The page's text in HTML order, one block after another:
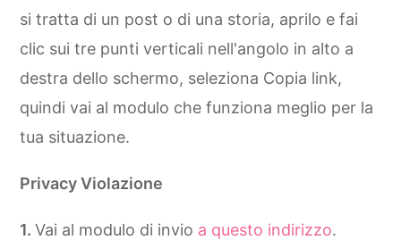
si tratta di un post o di una storia, aprilo e fai
clic sui tre punti verticali nell'angolo in alto a
destra dello schermo, seleziona Copia link,
quindi vai al modulo che funziona meglio per la
tua situazione.
Privacy Violazione
Vai al modulo di invio a questo indirizzo.